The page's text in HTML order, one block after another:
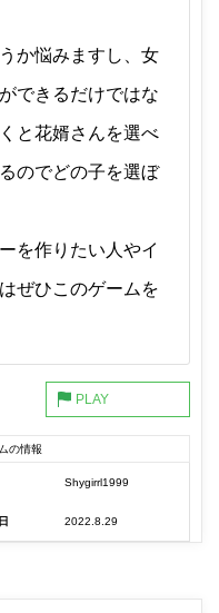
か悩みますし、女
できるだけではな
と花婿さんを選べ
のでどの子を選ぼ
を作りたい人やイ
ぜひこのゲームを
の情報
Shygirrl1999
2022.8.29